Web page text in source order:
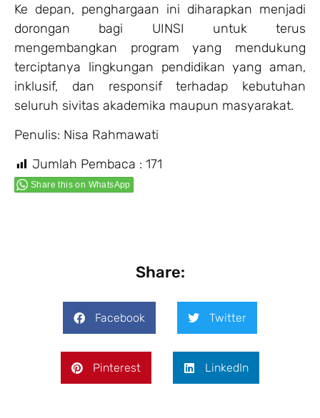
Ke depan, penghargaan ini diharapkan menjadi
dorongan bagi UINSI untuk terus
mengembangkan program yang mendukung
terciptanya lingkungan pendidikan yang aman,
inklusif, dan responsif terhadap kebutuhan
seluruh sivitas akademika maupun masyarakat.
Penulis: Nisa Rahmawati
Jumlah Pembaca : 171
Share this on WhatsApp
Share:
Facebook Twitter
Pinterest LinkedIn